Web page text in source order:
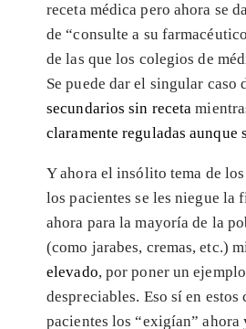
receta médica pero ahora se
de “consulte a su
de las que los colegios de
Se puede dar el singular caso
secundarios sin receta
claramente reguladas aunque
Y ahora el insólito tema de
los pacientes se les niegue la
ahora para la mayoría de la
(como jarabes, cremas, etc.)
elevado, por poner un
despreciables. Eso sí en
pacientes los “exigían” ahora